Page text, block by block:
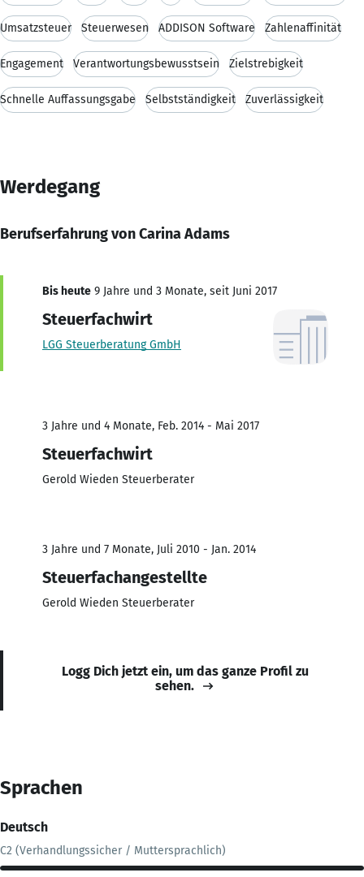
Umsatzsteuer Steuerwesen ADDISON Software Zahlenaffinität
Engagement Verantwortungsbewusstsein Zielstrebigkeit
Schnelle Auffassungsgabe Selbstständigkeit Zuverlässigkeit
Werdegang
Berufserfahrung von Carina Adams
Bis heute 9 Jahre und 3 Monate, seit Juni 2017
Steuerfachwirt
LGG Steuerberatung GmbH
3 Jahre und 4 Monate, Feb. 2014 - Mai 2017
Steuerfachwirt
Gerold Wieden Steuerberater
3 Jahre und 7 Monate, Juli 2010 - Jan. 2014
Steuerfachangestellte
Gerold Wieden Steuerberater
Logg Dich jetzt ein, um das ganze Profil zu
sehen.
Sprachen
Deutsch
C2 (Verhandlungssicher / Muttersprachlich)